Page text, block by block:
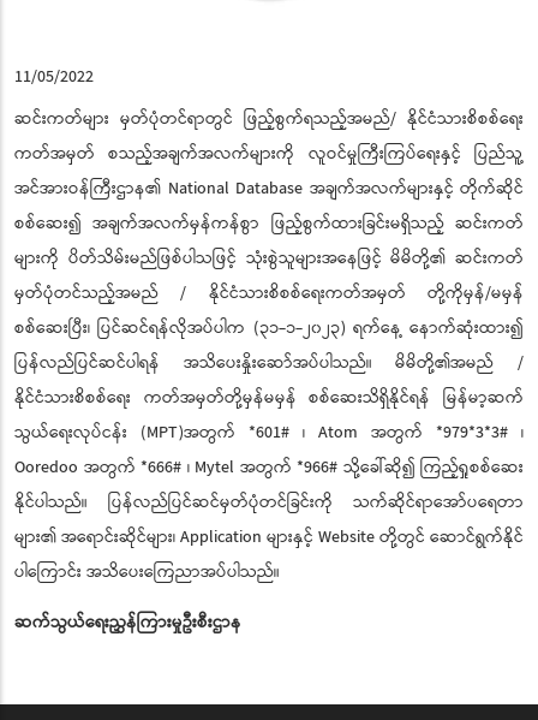
11/05/2022
ဆင်းကတ်များ မှတ်ပုံတင်ရာတွင် ဖြည့်စွက်ရသည့်အမည်/ နိုင်ငံသားစိစစ်ရေး
ကတ်အမှတ် စသည့်အချက်အလက်များကို လူဝင်မှုကြီးကြပ်ရေးနှင့် ပြည်သူ့
အင်အားဝန်ကြီးဌာန၏ National Database အချက်အလက်များနှင့် တိုက်ဆိုင်
စစ်ဆေး၍ အချက်အလက်မှန်ကန်စွာ ဖြည့်စွက်ထားခြင်းမရှိသည့် ဆင်းကတ်
များကို ပိတ်သိမ်းမည်ဖြစ်ပါသဖြင့် သုံးစွဲသူများအနေဖြင့် မိမိတို့၏ ဆင်းကတ်
မှတ်ပုံတင်သည့်အမည် / နိုင်ငံသားစိစစ်ရေးကတ်အမှတ် တို့ကိုမှန်/မမှန်
စစ်ဆေးပြီး၊ ပြင်ဆင်ရန်လိုအပ်ပါက (၃၁-၁-၂၀၂၃) ရက်နေ့ နောက်ဆုံးထား၍
ပြန်လည်ပြင်ဆင်ပါရန် အသိပေးနှိုးဆော်အပ်ပါသည်။ မိမိတို့၏အမည် /
နိုင်ငံသားစိစစ်ရေး ကတ်အမှတ်တို့မှန်မမှန် စစ်ဆေးသိရှိနိုင်ရန် မြန်မာ့ဆက်
သွယ်ရေးလုပ်ငန်း (MPT)အတွက် *601# ၊ Atom အတွက် *979*3*3# ၊
Ooredoo အတွက် *666# ၊ Mytel အတွက် *966# သို့ခေါ်ဆို၍ ကြည့်ရှုစစ်ဆေး
နိုင်ပါသည်။ ပြန်လည်ပြင်ဆင်မှတ်ပုံတင်ခြင်းကို သက်ဆိုင်ရာအော်ပရေတာ
များ၏ အရောင်းဆိုင်များ၊ Application များနှင့် Website တို့တွင် ဆောင်ရွက်နိုင်
ပါကြောင်း အသိပေးကြေညာအပ်ပါသည်။
ဆက်သွယ်ရေးညွှန်ကြားမှုဦးစီးဌာန